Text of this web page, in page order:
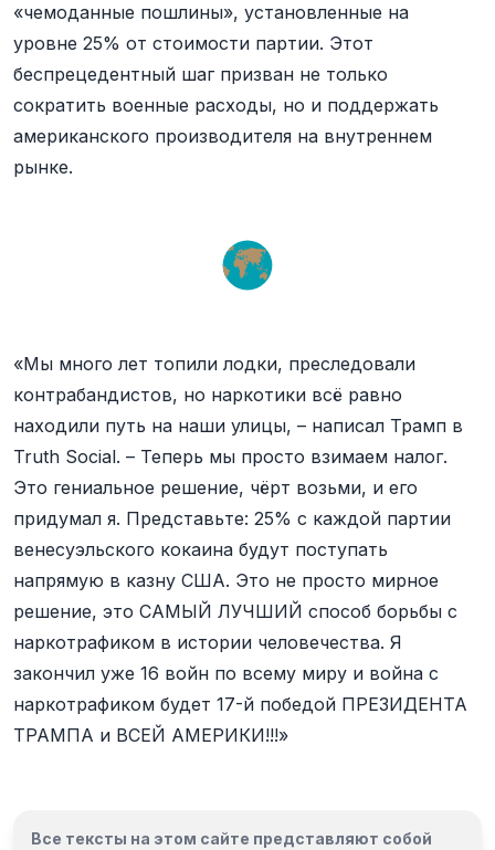
«чемоданные пошлины», установленные на
уровне 25% от стоимости партии. Этот
беспрецедентный шаг призван не только
сократить военные расходы, но и поддержать
американского производителя на внутреннем
рынке.
«Мы много лет топили лодки, преследовали
контрабандистов, но наркотики всё равно
находили путь на наши улицы, – написал Трамп в
Truth Social. – Теперь мы просто взимаем налог.
Это гениальное решение, чёрт возьми, и его
придумал я. Представьте: 25% с каждой партии
венесуэльского кокаина будут поступать
напрямую в казну США. Это не просто мирное
решение, это САМЫЙ ЛУЧШИЙ способ борьбы с
наркотрафиком в истории человечества. Я
закончил уже 16 войн по всему миру и война с
наркотрафиком будет 17-й победой ПРЕЗИДЕНТА
ТРАМПА и ВСЕЙ АМЕРИКИ!!!»
Все тексты на этом сайте представляют собой